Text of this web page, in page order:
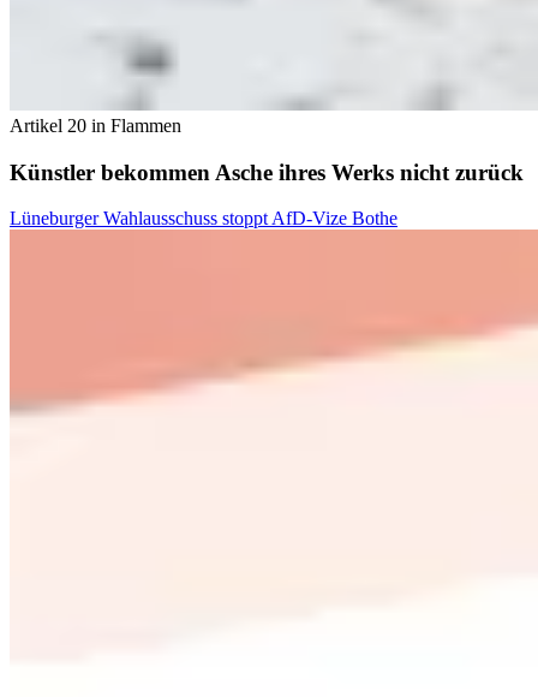
Artikel 20 in Flammen
Künstler bekommen Asche ihres Werks nicht zurück
Lüneburger Wahlausschuss stoppt AfD-Vize Bothe